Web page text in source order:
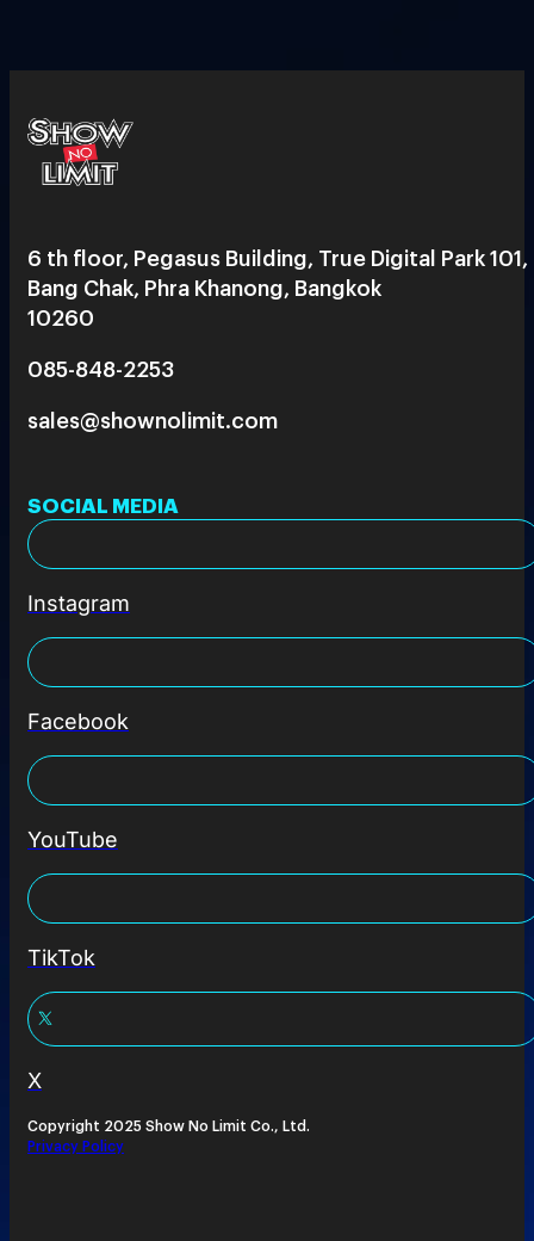
6 th floor, Pegasus Building, True Digital Park 101,
Bang Chak, Phra Khanong, Bangkok
10260
085-848-2253
sales@shownolimit.com
SOCIAL MEDIA
Instagram
Facebook
YouTube
TikTok
X
Copyright 2025 Show No Limit Co., Ltd.
Privacy Policy